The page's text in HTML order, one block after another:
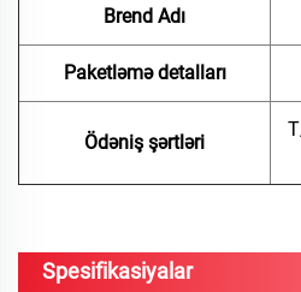
Brend Adı
Paketləmə detalları
Ödəniş şərtləri
Spesifikasiyalar